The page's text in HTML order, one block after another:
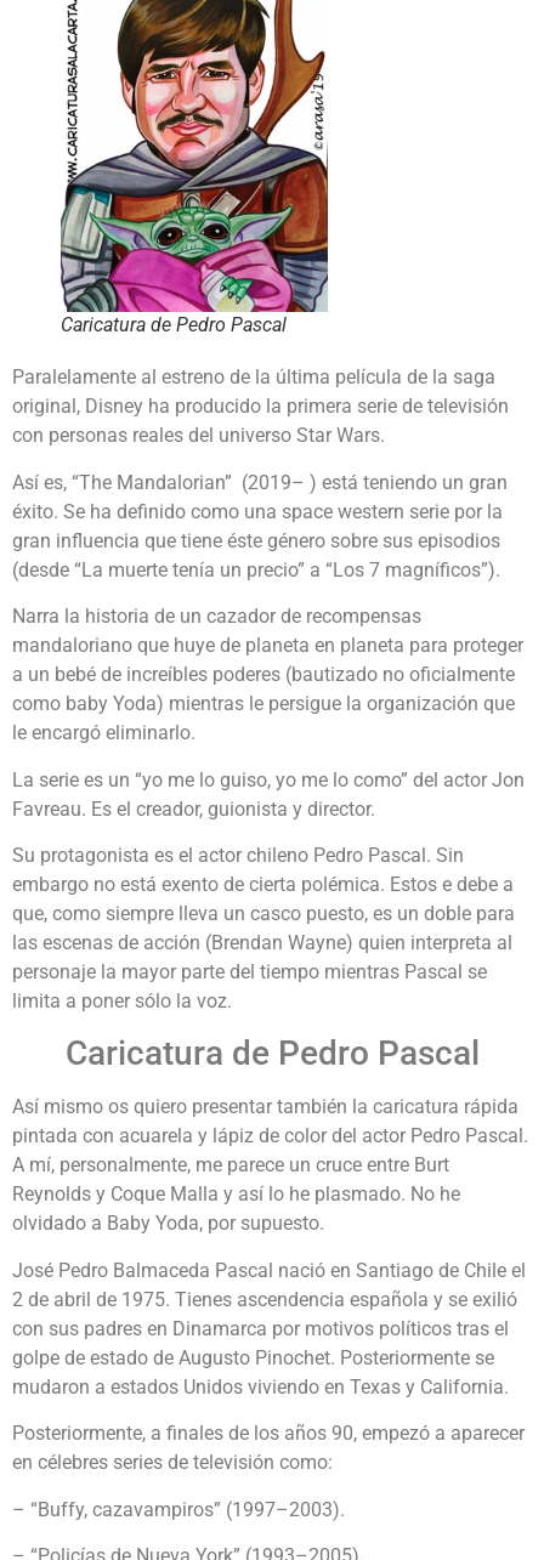
Caricatura de Pedro Pascal
Paralelamente al estreno de la última película de la saga
original, Disney ha producido la primera serie de televisión
con personas reales del universo Star Wars.
Así es, “The Mandalorian” (2019– ) está teniendo un gran
éxito. Se ha definido como una space western serie por la
gran influencia que tiene éste género sobre sus episodios
(desde “La muerte tenía un precio” a “Los 7 magníficos”).
Narra la historia de un cazador de recompensas
mandaloriano que huye de planeta en planeta para proteger
a un bebé de increíbles poderes (bautizado no oficialmente
como baby Yoda) mientras le persigue la organización que
le encargó eliminarlo.
La serie es un “yo me lo guiso, yo me lo como” del actor Jon
Favreau. Es el creador, guionista y director.
Su protagonista es el actor chileno Pedro Pascal. Sin
embargo no está exento de cierta polémica. Estos e debe a
que, como siempre lleva un casco puesto, es un doble para
las escenas de acción (Brendan Wayne) quien interpreta al
personaje la mayor parte del tiempo mientras Pascal se
limita a poner sólo la voz.
Caricatura de Pedro Pascal
Así mismo os quiero presentar también la caricatura rápida
pintada con acuarela y lápiz de color del actor Pedro Pascal.
A mí, personalmente, me parece un cruce entre Burt
Reynolds y Coque Malla y así lo he plasmado. No he
olvidado a Baby Yoda, por supuesto.
José Pedro Balmaceda Pascal nació en Santiago de Chile el
2 de abril de 1975. Tienes ascendencia española y se exilió
con sus padres en Dinamarca por motivos políticos tras el
golpe de estado de Augusto Pinochet. Posteriormente se
mudaron a estados Unidos viviendo en Texas y California.
Posteriormente, a finales de los años 90, empezó a aparecer
en célebres series de televisión como:
– “Buffy, cazavampiros” (1997–2003).